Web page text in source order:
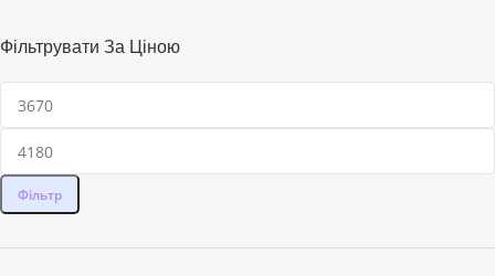
Фільтрувати За Ціною
Фільтр